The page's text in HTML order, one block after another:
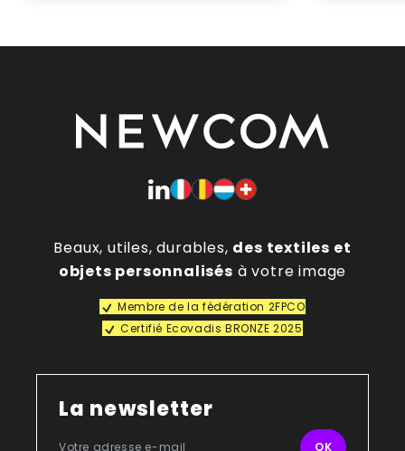
Beaux, utiles, durables, des textiles et
objets personnalisés à votre image
Membre de la fédération 2FPCO
Certifié Ecovadis BRONZE 2025
La newsletter